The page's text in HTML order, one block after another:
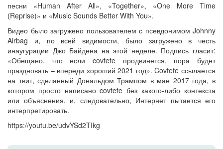
песни «Human After All», «Together», «One More Time
(Reprise)» и «Music Sounds Better With You».
Видео было загружено пользователем с псевдонимом Johnny
Airbag и, по всей видимости, было загружено в честь
инаугурации Джо Байдена на этой неделе. Подпись гласит:
«Обещано, что если covfefe продвинется, пора будет
праздновать – впереди хороший 2021 год». Covfefe ссылается
на твит, сделанный Дональдом Трампом в мае 2017 года, в
котором просто написано covfefe без какого-либо контекста
или объяснения, и, следовательно, Интернет пытается его
интерпретировать.
https://youtu.be/udvYSd2TIkg